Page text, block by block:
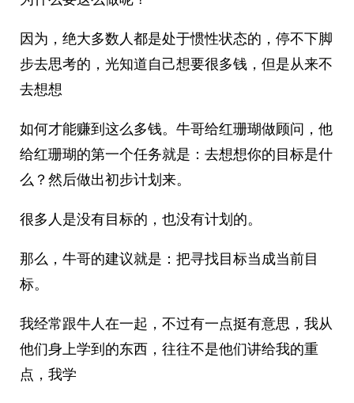
因为，绝大多数人都是处于惯性状态的，停不下脚
步去思考的，光知道自己想要很多钱，但是从来不
去想想
如何才能赚到这么多钱。牛哥给红珊瑚做顾问，他
给红珊瑚的第一个任务就是：去想想你的目标是什
么？然后做出初步计划来。
很多人是没有目标的，也没有计划的。
那么，牛哥的建议就是：把寻找目标当成当前目
标。
我经常跟牛人在一起，不过有一点挺有意思，我从
他们身上学到的东西，往往不是他们讲给我的重
点，我学